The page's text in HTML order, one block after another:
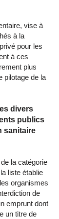
vise à
à la
pour les
à ces
plus
pilotage de la
divers
publics
sanitaire
la catégorie
liste établie
organismes
de
emprunt dont
un titre de